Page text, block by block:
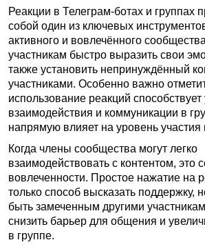
Реакции в Телеграм-ботах и группах
собой один из ключевых
активного и вовлечённого
участникам быстро выразить свои
также установить непринуждённый
участниками. Особенно важно
использование реакций
взаимодействия и коммуникации в
напрямую влияет на уровень участия
Когда члены сообщества могут легко
взаимодействовать с контентом, это
вовлеченности. Простое нажатие на
только способ высказать поддержку,
быть замеченным другими
снизить барьер для общения и
в группе.